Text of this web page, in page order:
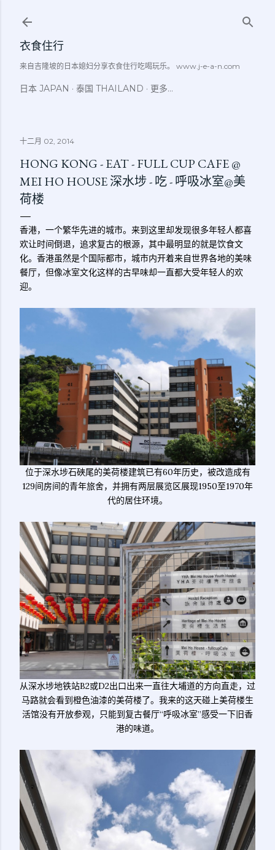
衣食住行
来自吉隆坡的日本媳妇分享衣食住行吃喝玩乐。 www.j-e-a-n.com
日本 JAPAN 泰国 THAILAND 更多…
十二月 02, 2014
HONG KONG - EAT - FULL CUP CAFE @
MEI HO HOUSE 深水埗 - 吃 - 呼吸冰室@美
荷楼
香港，一个繁华先进的城市。来到这里却发现很多年轻人都喜
欢让时间倒退，追求复古的根源，其中最明显的就是饮食文
化。香港虽然是个国际都市，城市内开着来自世界各地的美味
餐厅，但像冰室文化这样的古早味却一直都大受年轻人的欢
迎。
位于深水埗石硤尾的美荷楼建筑已有60年历史，被改造成有
129间房间的青年旅舍，并拥有两层展览区展现1950至1970年
代的居住环境。
从深水埗地铁站B2或D2出口出来一直往大埔道的方向直走，过
马路就会看到橙色油漆的美荷楼了。我来的这天碰上美荷楼生
活馆没有开放参观，只能到复古餐厅“呼吸冰室”感受一下旧香
港的味道。